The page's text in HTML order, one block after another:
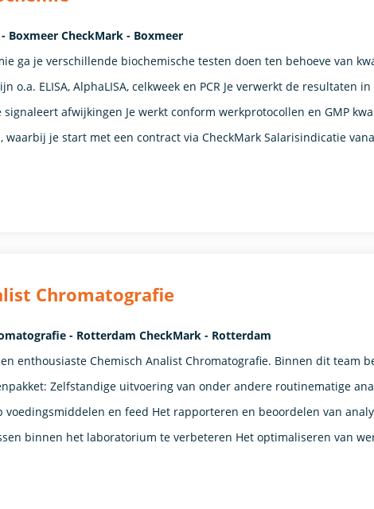
Boxmeer CheckMark - Boxmeer
ga je verschillende biochemische testen doen ten behoeve van
o.a. ELISA, AlphaLISA, celkweek en PCR Je verwerkt de resultaten
signaleert afwijkingen Je werkt conform werkprotocollen en GMP
je start met een contract via CheckMark Salarisindicatie
Chromatografie
- Rotterdam CheckMark - Rotterdam
enthousiaste Chemisch Analist Chromatografie. Binnen dit team
Zelfstandige uitvoering van onder andere routinematige
voedingsmiddelen en feed Het rapporteren en beoordelen van
binnen het laboratorium te verbeteren Het optimaliseren van